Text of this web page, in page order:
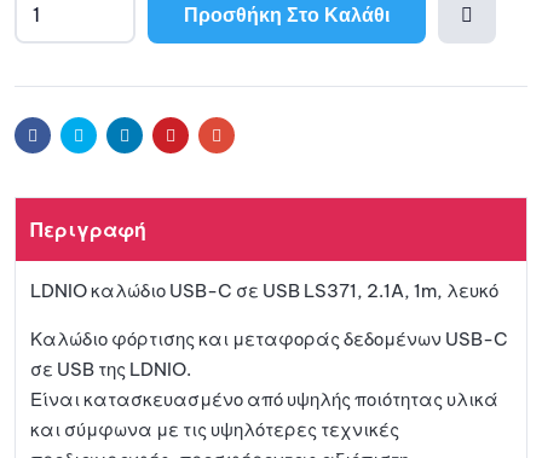
Προσθήκη Στο Καλάθι
αγαπη
FacebookTwitter LinkedinPinterestEmail
Περιγραφή
LDNIO καλώδιο USB-C σε USB LS371, 2.1A, 1m, λευκό
Καλώδιο φόρτισης και μεταφοράς δεδομένων USB-C
σε USB της LDNIO.
Είναι κατασκευασμένο από υψηλής ποιότητας υλικά
και σύμφωνα με τις υψηλότερες τεχνικές